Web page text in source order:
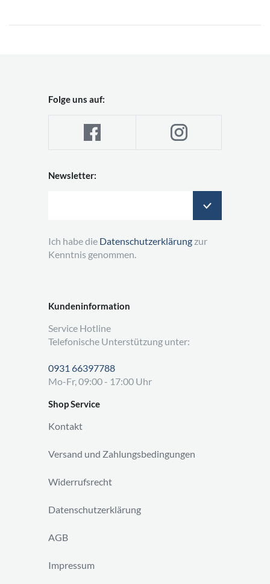
Kundeninformation
Service Hotline
Telefonische Unterstützung unter:
0931 66397788
Mo-Fr, 09:00 - 17:00 Uhr
Shop Service
Kontakt
Versand und Zahlungsbedingungen
Widerrufsrecht
Datenschutzerklärung
AGB
Impressum
Folge uns auf:
Newsletter:
Ich habe die Datenschutzerklärung zur
Kenntnis genommen.